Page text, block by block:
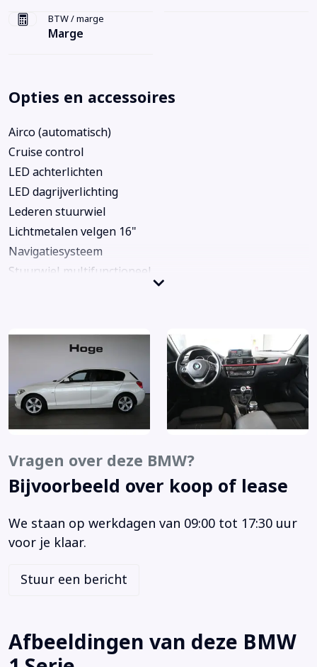
BTW / marge
Marge
Opties en accessoires
Airco (automatisch)
Cruise control
LED achterlichten
LED dagrijverlichting
Lederen stuurwiel
Lichtmetalen velgen 16"
Navigatiesysteem
Stuurwiel multifunctioneel
Airbag(s) hoofd achter
Airbag(s) hoofd voor
Airbag(s) side voor
Airbag bestuurder
Airbag passagier
Alarm klasse 1(startblokkering)
Anti doorSlip Regeling
Armsteun voor
Boordcomputer
Brake Assist System
Buitenspiegels in carrosseriekleur
Centrale deurvergrendeling met afstandsbediening
Vragen over deze BMW?
Bijvoorbeeld over koop of lease
We staan op werkdagen van 09:00 tot 17:30 uur
voor je klaar.
Stuur een bericht
Afbeeldingen van deze BMW